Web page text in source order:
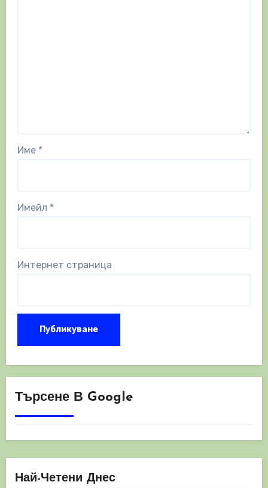
Име *
Имейл *
Интернет страница
Търсене В Google
Най-Четени Днес